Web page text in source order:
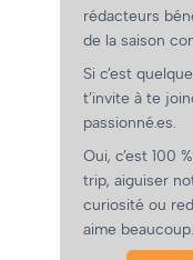
rédacteurs
de la saison
Si c’est
t’invite à te
passionné.es.
Oui, c’est 100
trip, aiguiser
curiosité ou
aime beaucoup.